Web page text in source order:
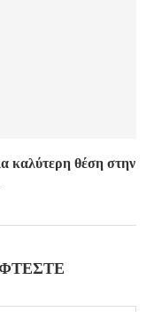
καλύτερη θέση στην